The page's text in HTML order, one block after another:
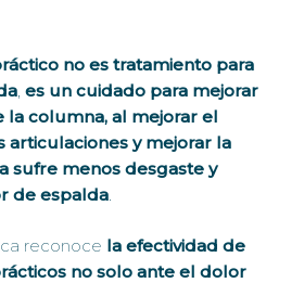
no es tratamiento para
, es un cuidado para mejorar
la columna, al mejorar el
articulaciones y mejorar la
sufre menos desgaste y
de espalda.
reconoce la efectividad de
no solo ante el dolor